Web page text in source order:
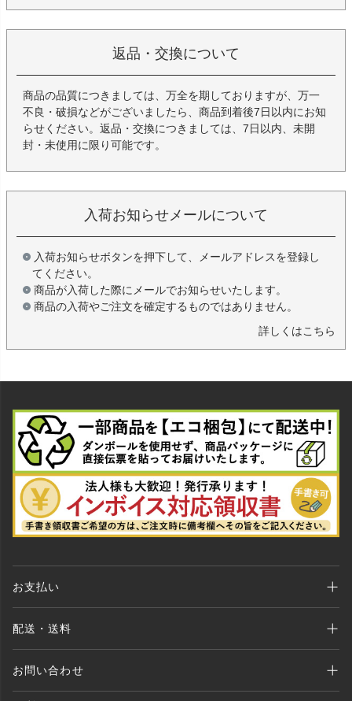
返品・交換について
商品の品質につきましては、万全を期しておりますが、万一
不良・破損などがございましたら、商品到着後7日以内にお知
らせください。返品・交換につきましては、7日以内、未開
封・未使用に限り可能です。
入荷お知らせメールについて
入荷お知らせボタンを押下して、メールアドレスを登録し
てください。
商品が入荷した際にメールでお知らせいたします。
商品の入荷やご注文を確定するものではありません。
詳しくはこちら
Amazon Pay、クレジットカード、代金引換、 あと払い(ペイディ)、銀行振込